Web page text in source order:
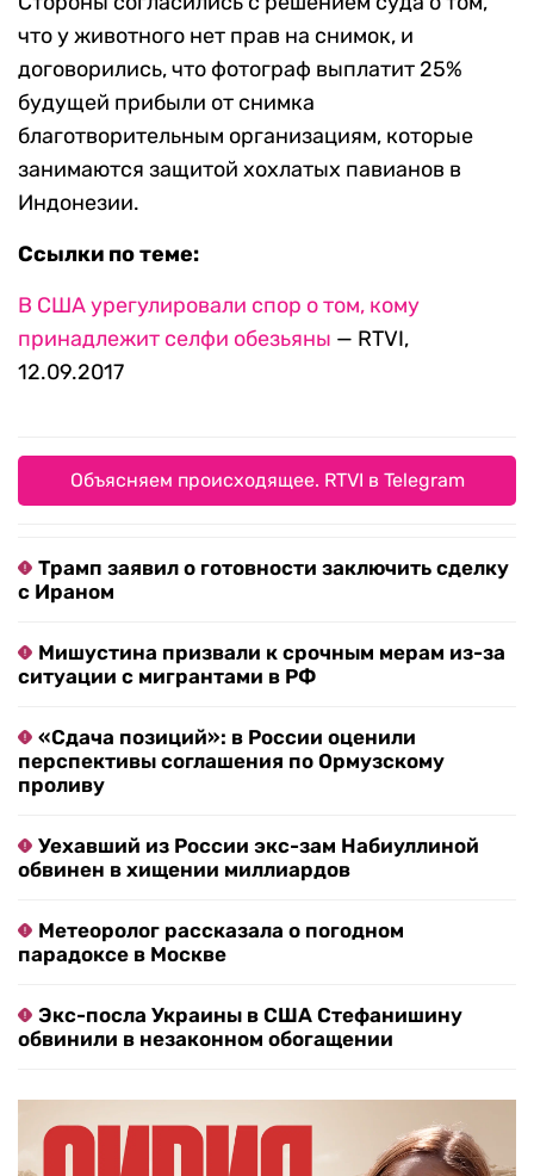
что у животного нет прав на снимок, и
договорились, что фотограф выплатит 25%
будущей прибыли от снимка
благотворительным организациям, которые
занимаются защитой хохлатых павианов в
Индонезии.
Ссылки по теме:
В США урегулировали спор о том, кому
принадлежит селфи обезьяны — RTVI,
12.09.2017
Объясняем происходящее. RTVI в Telegram
Трамп заявил о готовности заключить сделку
с Ираном
Мишустина призвали к срочным мерам из-за
ситуации с мигрантами в РФ
«Сдача позиций»: в России оценили
перспективы соглашения по Ормузскому
проливу
Уехавший из России экс-зам Набиуллиной
обвинен в хищении миллиардов
Метеоролог рассказала о погодном
парадоксе в Москве
Экс-посла Украины в США Стефанишину
обвинили в незаконном обогащении